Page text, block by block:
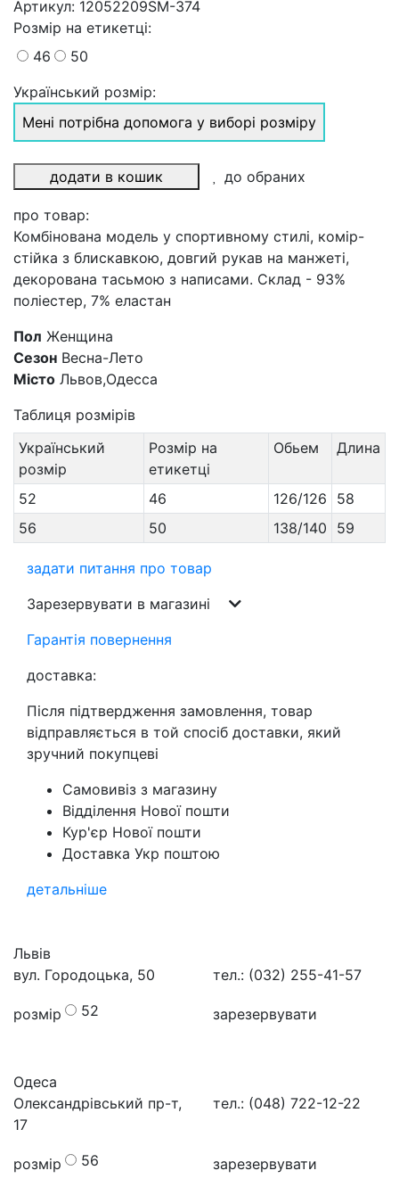
Артикул: 12052209SM-374
Розмiр на етикетці:
46
50
Український розмір:
Мені потрібна допомога у виборі розміру
додати в кошик до обраних
про товар:
Комбінована модель у спортивному стилі, комір-
стійка з блискавкою, довгий рукав на манжеті,
декорована тасьмою з написами. Склад - 93%
поліестер, 7% еластан
Пол Женщина
Сезон Весна-Лето
Місто Львов,Одесса
Таблиця розмірів
Український
розмір
Розмір на
етикетці
Обьем Длина
52 46 126/126
58
56
50 138/140 59
задати питання про товар
Зарезервувати в магазині
Гарантія повернення
доставка:
Після підтвердження замовлення, товар
відправляється в той спосіб доставки, який
зручний покупцеві
Самовивіз з магазину
Відділення Нової пошти
Кур'єр Нової пошти
Доставка Укр поштою
детальніше
Львів
вул. Городоцька, 50
тел.: (032) 255-41-57
розмір 52 зарезервувати
Одеса
Олександрівський пр-т,
17
тел.: (048) 722-12-22
розмір 56 зарезервувати